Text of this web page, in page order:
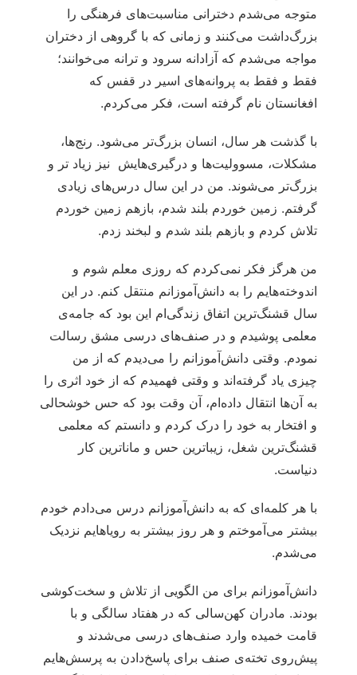
متوجه می‌شدم دخترانی مناسبت‌های فرهنگی را
بزرگ‌داشت می‌کنند و زمانی که با گروهی از دختران
مواجه می‌شدم که آزادانه سرود و ترانه می‌خوانند؛
فقط و فقط به پروانه‌های اسیر در قفس که
افغانستان نام گرفته است، فکر می‌کردم.
با گذشت هر سال، انسان بزرگ‌تر می‌شود. رنج‌ها،
مشکلات، مسوولیت‌ها و درگیری‌هایش نیز زیاد تر و
بزرگ‌تر می‌شوند. من در این سال درس‌های زیادی
گرفتم. زمین خوردم بلند شدم، بازهم زمین خوردم
تلاش کردم و بازهم بلند شدم و لبخند زدم.
من هرگز فکر نمی‌کردم که روزی معلم شوم و
اندوخته‌هایم را به دانش‌آموزانم منتقل کنم. در این
سال قشنگ‌ترین اتفاق زندگی‌ام این بود که جامه‌ی
معلمی پوشیدم و در صنف‌های درسی مشق رسالت
نمودم. وقتی دانش‌آموزانم را می‌دیدم که از من
چیزی یاد گرفته‌اند و وقتی فهمیدم که از خود اثری را
به آن‌ها انتقال داده‌ام، آن وقت بود که حس خوشحالی
و افتخار به خود را درک کردم و دانستم که معلمی
قشنگ‌ترین شغل، زیباترین حس و ماناترین کار
دنیاست.
با هر کلمه‌ای که به دانش‌آموزانم درس می‌دادم خودم
بیشتر می‌آموختم و هر روز بیشتر به رویاهایم نزدیک
می‌شدم.
دانش‌آموزانم برای من الگویی از تلاش و سخت‌کوشی
بودند. مادران کهن‌سالی که در هفتاد سالگی و با
قامت خمیده وارد صنف‌های درسی می‌شدند و
پیش‌روی تخته‌ی صنف برای پاسخ‌دادن به پرسش‌هایم